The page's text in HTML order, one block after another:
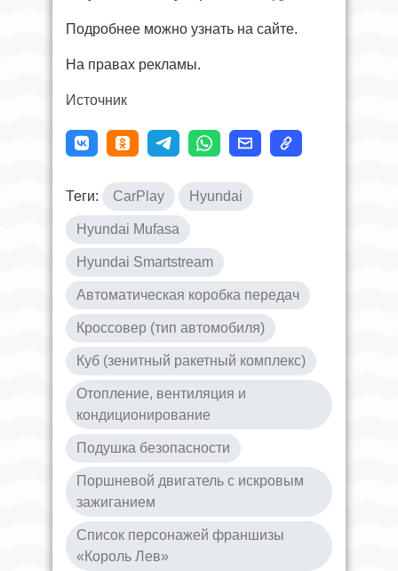
Подробнее можно узнать на сайте.
На правах рекламы.
Источник
Теги: CarPlay Hyundai
Hyundai Mufasa
Hyundai Smartstream
Автоматическая коробка передач
Кроссовер (тип автомобиля)
Куб (зенитный ракетный комплекс)
Отопление, вентиляция и
кондиционирование
Подушка безопасности
Поршневой двигатель с искровым
зажиганием
Список персонажей франшизы
«Король Лев»